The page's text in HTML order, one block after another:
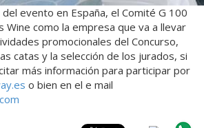
evento en España, el Comité G 100
Wine como la empresa que va a llevar
promocionales del Concurso,
catas y la selección de los jurados, si
más información para participar por
o bien en el e mail